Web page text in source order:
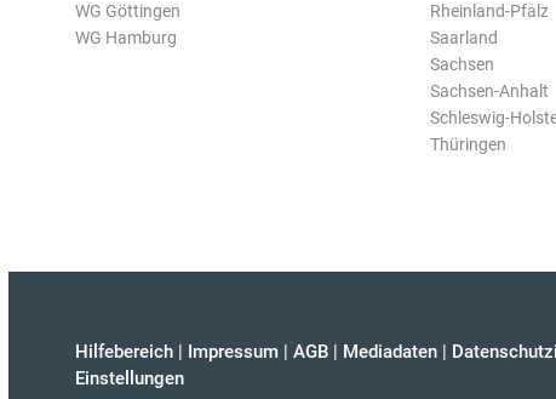
WG Göttingen
WG Hamburg
Rheinland-Pfalz
Saarland
Sachsen
Sachsen-Anhalt
Schleswig-
Thüringen
Hilfebereich | Impressum | AGB | Mediadaten |
Einstellungen